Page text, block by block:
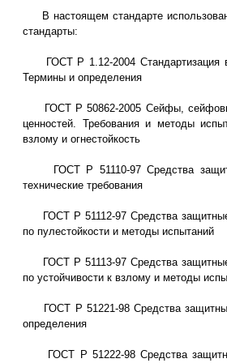
В настоящем стандарте
стандарты:
ГОСТ Р 1.12-2004 Стандартизация в
Термины и определения
ГОСТ Р 50862-2005 Сейфы,
ценностей. Требования и методы
взлому и огнестойкость
ГОСТ Р 51110-97 Средства
технические требования
ГОСТ Р 51112-97 Средства защитные
по пулестойкости и методы испытаний
ГОСТ Р 51113-97 Средства защитные
по устойчивости к взлому и методы
ГОСТ Р 51221-98 Средства
определения
ГОСТ Р 51222-98 Средства